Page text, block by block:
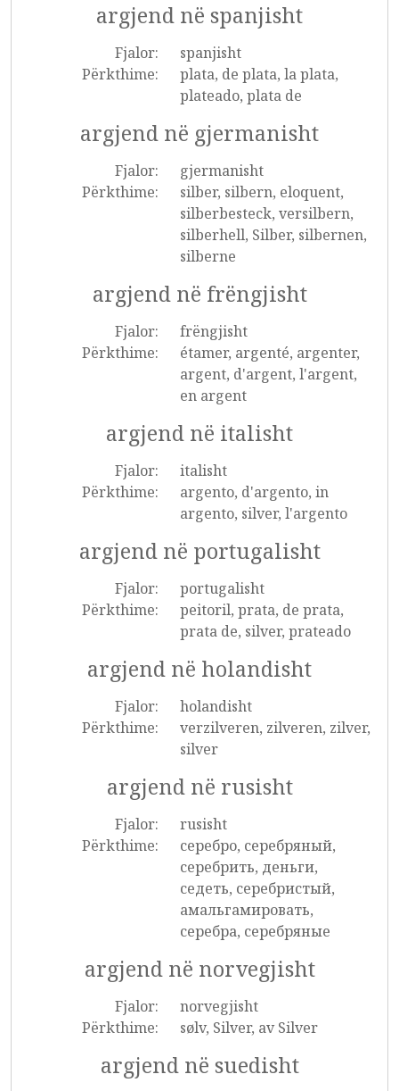
argjend në spanjisht
Fjalor:
spanjisht
Përkthime:
plata, de plata, la plata,
plateado, plata de
argjend në gjermanisht
Fjalor:
gjermanisht
Përkthime:
silber, silbern, eloquent,
silberbesteck, versilbern,
silberhell, Silber, silbernen,
silberne
argjend në frëngjisht
Fjalor:
frëngjisht
Përkthime:
étamer, argenté, argenter,
argent, d'argent, l'argent,
en argent
argjend në italisht
Fjalor:
italisht
Përkthime:
argento, d'argento, in
argento, silver, l'argento
argjend në portugalisht
Fjalor:
portugalisht
Përkthime:
peitoril, prata, de prata,
prata de, silver, prateado
argjend në holandisht
Fjalor:
holandisht
Përkthime:
verzilveren, zilveren, zilver,
silver
argjend në rusisht
Fjalor:
rusisht
Përkthime:
серебро, серебряный,
серебрить, деньги,
седеть, серебристый,
амальгамировать,
серебра, серебряные
argjend në norvegjisht
Fjalor:
norvegjisht
Përkthime:
sølv, Silver, av Silver
argjend në suedisht